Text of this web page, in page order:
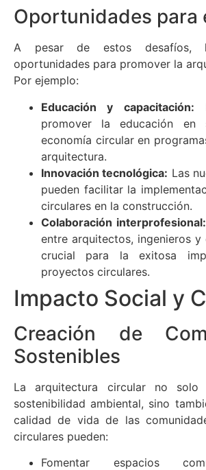
Oportunidades para
A pesar de estos desafíos,
oportunidades para promover la
Por ejemplo:
Educación y capacitación:
promover la educación en
economía circular en
arquitectura.
Innovación tecnológica: Las
pueden facilitar la
circulares en la construcción.
Colaboración interprofesional:
entre arquitectos, ingenieros y
crucial para la exitosa
proyectos circulares.
Impacto Social y
Creación de
Sostenibles
La arquitectura circular no
sostenibilidad ambiental, sino
calidad de vida de las
circulares pueden:
Fomentar espacios